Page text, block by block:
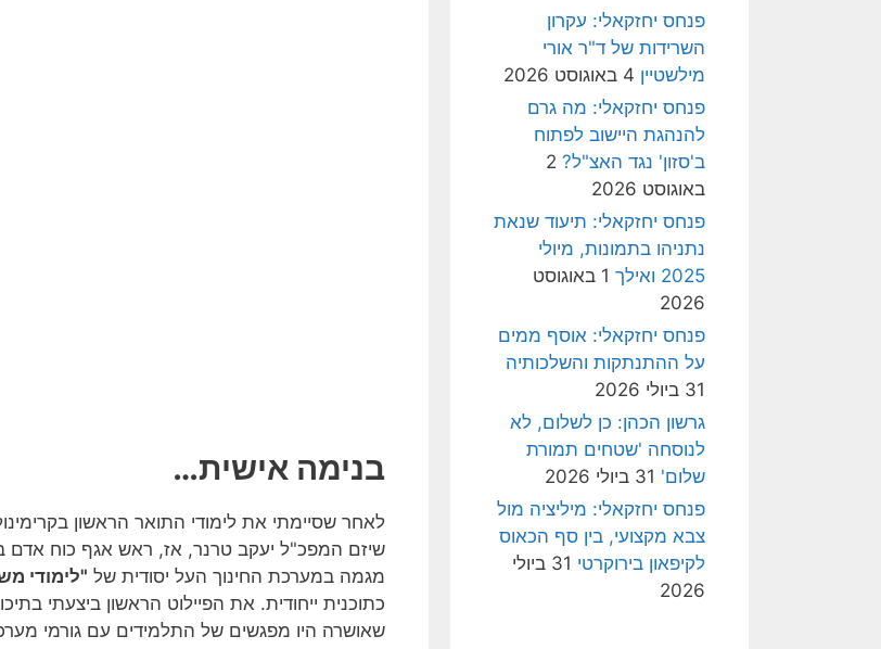
בנימה אישית…
לאחר שסיימתי את לימודי התואר הראשון
שיזם המפכ"ל יעקב טרנר, אז, ראש אגף כוח אדם
מגמה במערכת החינוך העל יסודית של "לימודי
כתוכנית ייחודית. את הפיילוט הראשון ביצעתי
שאושרה היו מפגשים של התלמידים עם גורמי
פנחס יחזקאלי: עקרון
השרידות של ד"ר אורי
מילשטיין 4 באוגוסט 2026
פנחס יחזקאלי: מה גרם
להנהגת היישוב לפתוח
ב'סזון' נגד האצ"ל? 2
באוגוסט 2026
פנחס יחזקאלי: תיעוד שנאת
נתניהו בתמונות, מיולי
2025 ואילך
1 באוגוסט
2026
פנחס יחזקאלי: אוסף ממים
על ההתנתקות והשלכותיה
31 ביולי 2026
גרשון הכהן: כן לשלום, לא
לנוסחה 'שטחים תמורת
שלום' 31 ביולי 2026
פנחס יחזקאלי: מיליציה מול
צבא מקצועי, בין סף הכאוס
לקיפאון בירוקרטי
31 ביולי
2026